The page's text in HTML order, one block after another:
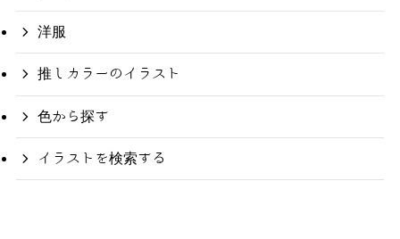
洋服
推しカラーのイラスト
色から探す
イラストを検索する